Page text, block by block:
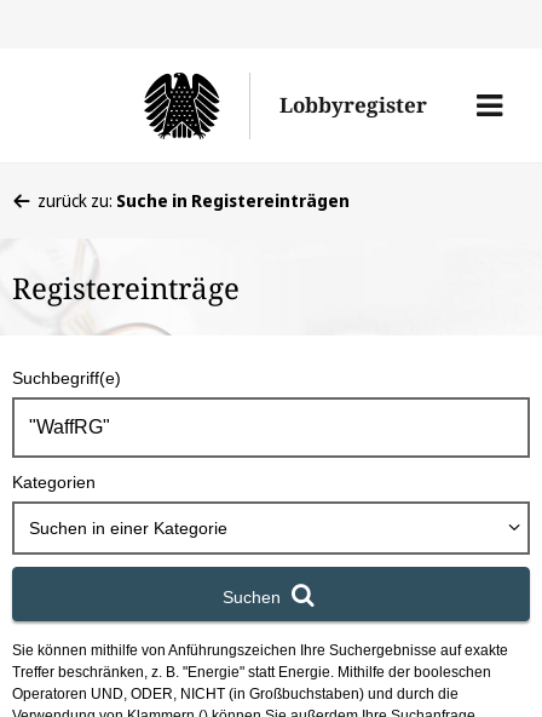
den
Lobbyregister
Menü
befinden
hier:
zurück zu: Suche in Registereinträgen
Registereinträge
u
h
b
x
Suchbegriff(e)
Kategorien
Suchen in einer Kategorie
Suchen
Sie können mithilfe von Anführungszeichen Ihre Suchergebnisse auf exakte
Treffer beschränken, z. B. "Energie" statt Energie. Mithilfe der booleschen
Operatoren UND, ODER, NICHT (in Großbuchstaben) und durch die